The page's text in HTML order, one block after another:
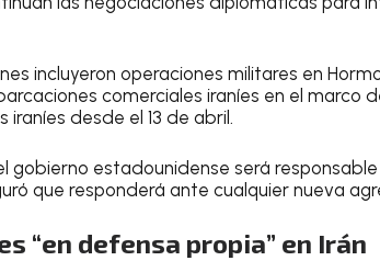
incluyeron operaciones militares en
comerciales iraníes en el marco
desde el 13 de abril.
gobierno estadounidense será
que responderá ante cualquier nueva
“en defensa propia” en Irán